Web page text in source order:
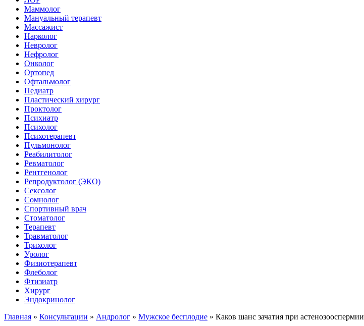
Маммолог
Мануальный терапевт
Массажист
Нарколог
Невролог
Нефролог
Онколог
Ортопед
Офтальмолог
Педиатр
Пластический хирург
Проктолог
Психиатр
Психолог
Психотерапевт
Пульмонолог
Реабилитолог
Ревматолог
Рентгенолог
Репродуктолог (ЭКО)
Сексолог
Сомнолог
Спортивный врач
Стоматолог
Терапевт
Травматолог
Трихолог
Уролог
Физиотерапевт
Флеболог
Фтизиатр
Хирург
Эндокринолог
Главная » Консультации » Андролог » Мужское бесплодие » Каков шанс зачатия при астенозооспермии